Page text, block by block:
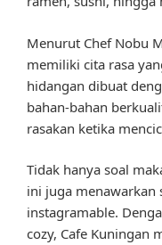
Menurut Chef Nobu
memiliki cita rasa
hidangan dibuat
bahan-bahan
rasakan ketika
Tidak hanya soal
ini juga menawarkan
instagramable.
cozy, Cafe Kuningan